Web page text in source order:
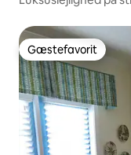
Gæstefavorit
Gæstefavorit